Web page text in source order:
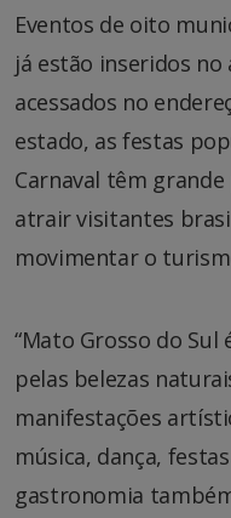
Eventos de oito
já estão inseridos
acessados no
estado, as festas
Carnaval têm
atrair visitantes
movimentar o
“Mato Grosso do
pelas belezas
manifestações
música, dança,
gastronomia